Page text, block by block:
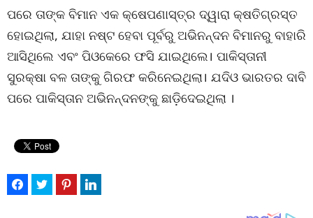
ପରେ ତାଙ୍କ ବିମାନ ଏକ କ୍ଷେପଣାସ୍ତ୍ର ଦ୍ୱାରା କ୍ଷତିଗ୍ରସ୍ତ
ହୋଇଥିଲା, ଯାହା ନଷ୍ଟ ହେବା ପୂର୍ବରୁ ଅଭିନନ୍ଦନ ବିମାନରୁ ବାହାରି
ଆସିଥିଲେ ଏବଂ ପିଓକେରେ ଫସି ଯାଇଥିଲେ। ପାକିସ୍ତାନୀ
ସୁରକ୍ଷା ବଳ ତାଙ୍କୁ ଗିରଫ କରିନେଇଥିଲା। ଯଦିଓ ଭାରତର ଦାବି
ପରେ ପାକିସ୍ତାନ ଅଭିନନ୍ଦନଙ୍କୁ ଛାଡ଼ିଦେଇଥିଲା ।